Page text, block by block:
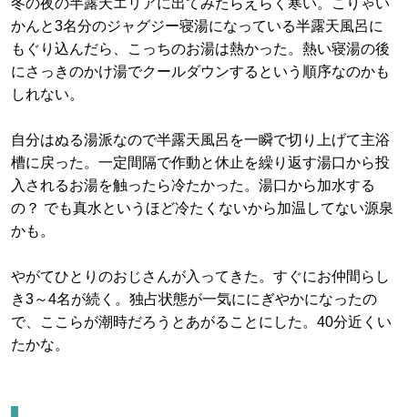
冬の夜の半露天エリアに出てみたらえらく寒い。こりゃい
かんと3名分のジャグジー寝湯になっている半露天風呂に
もぐり込んだら、こっちのお湯は熱かった。熱い寝湯の後
にさっきのかけ湯でクールダウンするという順序なのかも
しれない。
自分はぬる湯派なので半露天風呂を一瞬で切り上げて主浴
槽に戻った。一定間隔で作動と休止を繰り返す湯口から投
入されるお湯を触ったら冷たかった。湯口から加水する
の？ でも真水というほど冷たくないから加温してない源泉
かも。
やがてひとりのおじさんが入ってきた。すぐにお仲間らし
き3～4名が続く。独占状態が一気ににぎやかになったの
で、ここらが潮時だろうとあがることにした。40分近くい
たかな。